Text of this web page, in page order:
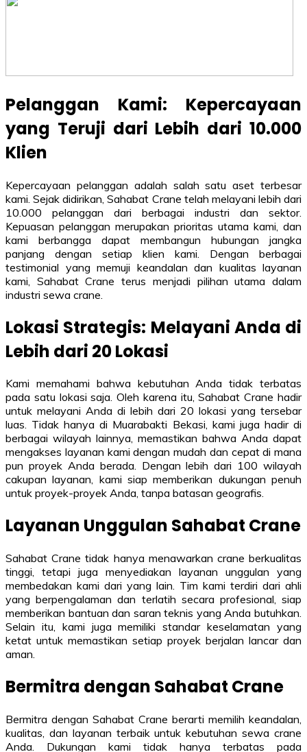
Pelanggan Kami: Kepercayaan
yang Teruji dari Lebih dari 10.000
Klien
Kepercayaan pelanggan adalah salah satu aset terbesar
kami. Sejak didirikan, Sahabat Crane telah melayani lebih dari
10.000 pelanggan dari berbagai industri dan sektor.
Kepuasan pelanggan merupakan prioritas utama kami, dan
kami berbangga dapat membangun hubungan jangka
panjang dengan setiap klien kami. Dengan berbagai
testimonial yang memuji keandalan dan kualitas layanan
kami, Sahabat Crane terus menjadi pilihan utama dalam
industri sewa crane.
Lokasi Strategis: Melayani Anda di
Lebih dari 20 Lokasi
Kami memahami bahwa kebutuhan Anda tidak terbatas
pada satu lokasi saja. Oleh karena itu, Sahabat Crane hadir
untuk melayani Anda di lebih dari 20 lokasi yang tersebar
luas. Tidak hanya di Muarabakti Bekasi, kami juga hadir di
berbagai wilayah lainnya, memastikan bahwa Anda dapat
mengakses layanan kami dengan mudah dan cepat di mana
pun proyek Anda berada. Dengan lebih dari 100 wilayah
cakupan layanan, kami siap memberikan dukungan penuh
untuk proyek-proyek Anda, tanpa batasan geografis.
Layanan Unggulan Sahabat Crane
Sahabat Crane tidak hanya menawarkan crane berkualitas
tinggi, tetapi juga menyediakan layanan unggulan yang
membedakan kami dari yang lain. Tim kami terdiri dari ahli
yang berpengalaman dan terlatih secara profesional, siap
memberikan bantuan dan saran teknis yang Anda butuhkan.
Selain itu, kami juga memiliki standar keselamatan yang
ketat untuk memastikan setiap proyek berjalan lancar dan
aman.
Bermitra dengan Sahabat Crane
Bermitra dengan Sahabat Crane berarti memilih keandalan,
kualitas, dan layanan terbaik untuk kebutuhan sewa crane
Anda. Dukungan kami tidak hanya terbatas pada